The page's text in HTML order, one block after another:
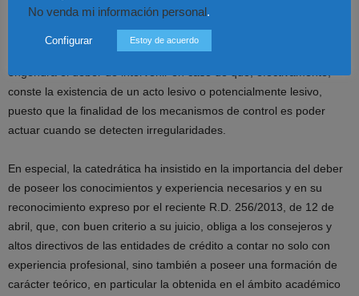
veracidad o de su insuficiencia; y, en relación con el deber de
vigilancia, cuando, en el ejercicio del mismo, se adviertan indicios o
sospechas de actos lesivos para la sociedad. Lo que, finalmente,
engendra el deber de intervenir en caso de que, efectivamente,
conste la existencia de un acto lesivo o potencialmente lesivo,
puesto que la finalidad de los mecanismos de control es poder
actuar cuando se detecten irregularidades.
En especial, la catedrática ha insistido en la importancia del deber
de poseer los conocimientos y experiencia necesarios y en su
reconocimiento expreso por el reciente R.D. 256/2013, de 12 de
abril, que, con buen criterio a su juicio, obliga a los consejeros y
altos directivos de las entidades de crédito a contar no solo con
experiencia profesional, sino también a poseer una formación de
carácter teórico, en particular la obtenida en el ámbito académico
No venda mi información personal .
Configurar Estoy de acuerdo